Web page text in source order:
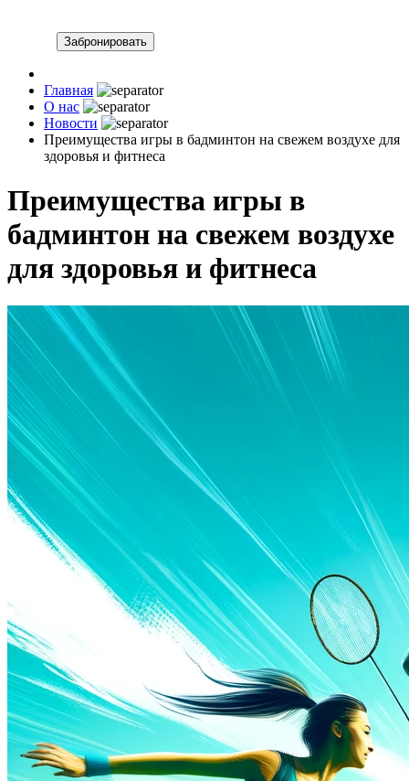
Забронировать
Главная
О нас
Новости
Преимущества игры в бадминтон на свежем воздухе для
здоровья и фитнеса
Преимущества игры в
бадминтон на свежем воздухе
для здоровья и фитнеса